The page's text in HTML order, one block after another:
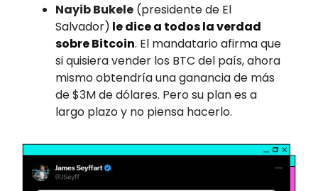
Nayib Bukele (presidente de El
Salvador) le dice a todos la verdad
sobre Bitcoin. El mandatario afirma que
si quisiera vender los BTC del país, ahora
mismo obtendría una ganancia de más
de $3M de dólares. Pero su plan es a
largo plazo y no piensa hacerlo.